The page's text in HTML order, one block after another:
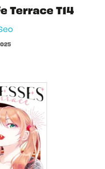
Terrace T14